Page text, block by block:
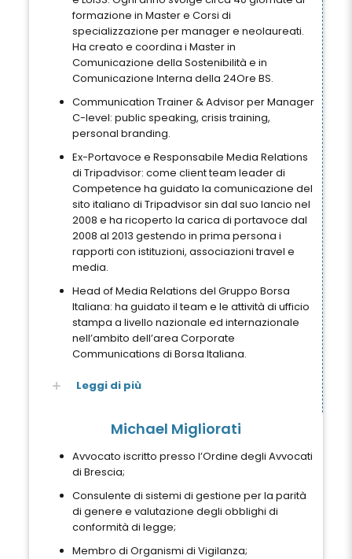
formazione in Master e Corsi di
specializzazione per manager e neolaureati.
Ha creato e coordina i Master in
Comunicazione della Sostenibilità e in
Comunicazione Interna della 24Ore BS.
Communication Trainer & Advisor per Manager
C-level: public speaking, crisis training,
personal branding.
Ex-Portavoce e Responsabile Media Relations
di Tripadvisor: come client team leader di
Competence ha guidato la comunicazione del
sito italiano di Tripadvisor sin dal suo lancio nel
2008 e ha ricoperto la carica di portavoce dal
2008 al 2013 gestendo in prima persona i
rapporti con istituzioni, associazioni travel e
media.
Head of Media Relations del Gruppo Borsa
Italiana: ha guidato il team e le attività di ufficio
stampa a livello nazionale ed internazionale
nell’ambito dell’area Corporate
Communications di Borsa Italiana.
Leggi di più
Michael Migliorati
Avvocato iscritto presso l’Ordine degli Avvocati
di Brescia;
Consulente di sistemi di gestione per la parità
di genere e valutazione degli obblighi di
conformità di legge;
Membro di Organismi di Vigilanza;